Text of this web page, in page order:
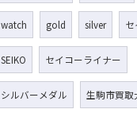
watch gold silver
SEIKO セイコーライナー
シルバーメダル 生駒市買取